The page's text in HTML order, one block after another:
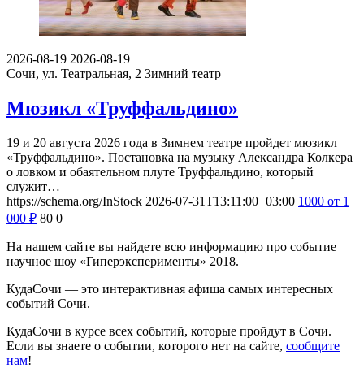
2026-08-19 2026-08-19
Сочи, ул. Театральная, 2 Зимний театр
Мюзикл «Труффальдино»
19 и 20 августа 2026 года в Зимнем театре пройдет мюзикл
«Труффальдино». Постановка на музыку Александра Колкера
о ловком и обаятельном плуте Труффальдино, который
служит…
https://schema.org/InStock 2026-07-31T13:11:00+03:00 1000 от 1
000 ₽ 80 0
На нашем сайте вы найдете всю информацию про событие
научное шоу «Гиперэксперименты» 2018.
КудаСочи — это интерактивная афиша самых интересных
событий Сочи.
КудаСочи в курсе всех событий, которые пройдут в Сочи.
Если вы знаете о событии, которого нет на сайте, сообщите
нам!